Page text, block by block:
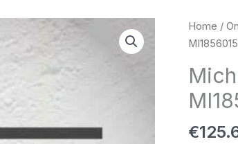
Home /
€